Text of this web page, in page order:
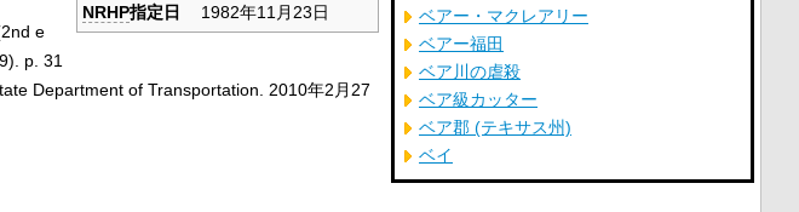
NRHP指定日 1982年11月23日
e
p. 31
Department of Transportation. 2010年2月27
ベアー・マクレアリー
ベアー福田
ベア川の虐殺
ベア級カッター
ベア郡 (テキサス州)
ベイ